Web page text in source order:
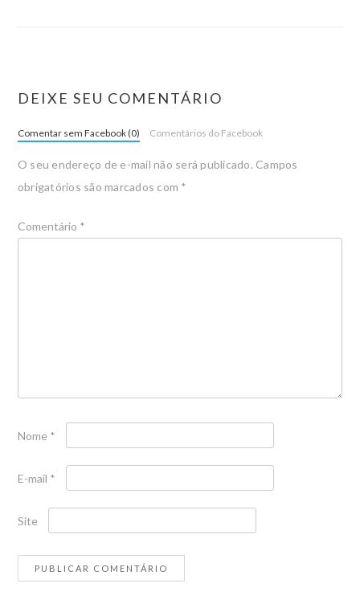
DEIXE SEU COMENTÁRIO
Comentar sem Facebook (0) Comentários do Facebook
O seu endereço de e-mail não será publicado. Campos
obrigatórios são marcados com *
Comentário *
Nome *
E-mail *
Site